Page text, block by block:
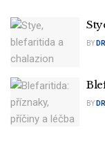
BY
BY